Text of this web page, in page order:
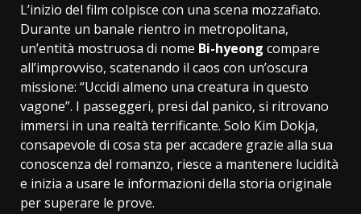
L’inizio del film colpisce con una scena mozzafiato.
Durante un banale rientro in metropolitana,
un’entità mostruosa di nome Bi-hyeong compare
all’improvviso, scatenando il caos con un’oscura
missione: “Uccidi almeno una creatura in questo
vagone”. I passeggeri, presi dal panico, si ritrovano
immersi in una realtà terrificante. Solo Kim Dokja,
consapevole di cosa sta per accadere grazie alla sua
conoscenza del romanzo, riesce a mantenere lucidità
e inizia a usare le informazioni della storia originale
per superare le prove.